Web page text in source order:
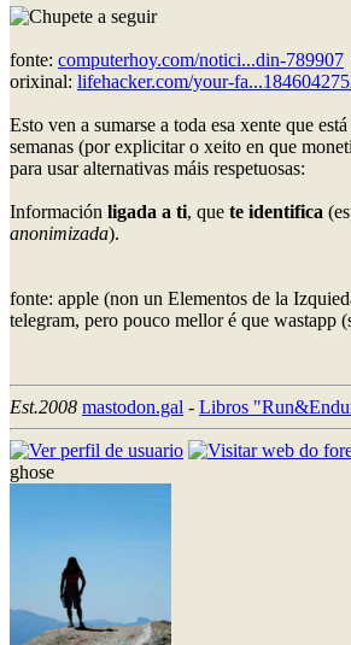
a seguir
fonte: computerhoy.com/notici...din-789907
orixinal: lifehacker.com/your-
Esto ven a sumarse a toda esa xente que
semanas (por explicitar o xeito en que
para usar alternativas máis respetuosas:
Información ligada a ti, que te identifica
anonimizada).
fonte: apple (non un Elementos de la
telegram, pero pouco mellor é que wastapp
Est.2008 mastodon.gal - Libros
ghose